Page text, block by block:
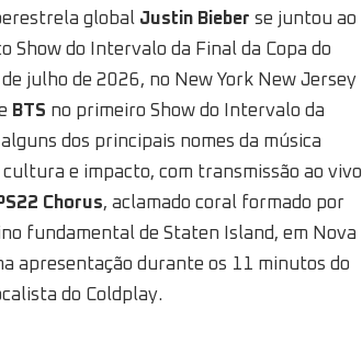
global Justin Bieber se juntou ao
Show do Intervalo da Final da Copa do
julho de 2026, no New York New Jersey
BTS no primeiro Show do Intervalo da
dos principais nomes da música
e impacto, com transmissão ao vivo
Chorus, aclamado coral formado por
fundamental de Staten Island, em Nova
apresentação durante os 11 minutos do
do Coldplay.